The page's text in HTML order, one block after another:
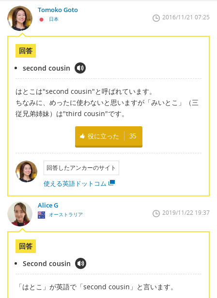
Tomoko Goto
日本 2016/11/21 07:25
回答
second cousin
はとこは"second cousin"と呼ばれています。
ちなみに、めったに使わないと思いますが「みいとこ」（三
従兄弟姉妹）は"third cousin"です。
役に立った 35
回答したアンカーのサイト
使える英語ドットコム
Alice G
オーストラリア 2019/11/22 19:37
回答
Second cousin
「はとこ」が英語で「second cousin」と言います。